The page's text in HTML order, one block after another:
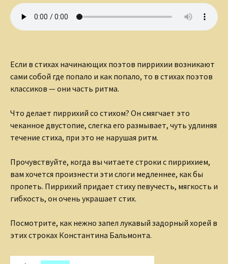
Если в стихах начинающих поэтов пиррихии возникают
сами собой где попало и как попало, то в стихах поэтов
классиков — они часть ритма.
Что делает пиррихий со стихом? Он смягчает это
чеканное двустопие, слегка его размывает, чуть удлиняя
течение стиха, при это не нарушая ритм.
Прочувствуйте, когда вы читаете строки с пиррихием,
вам хочется произнести эти слоги медленнее, как бы
пропеть. Пиррихий придает стиху певучесть, мягкость и
гибкость, он очень украшает стих.
Посмотрите, как нежно запел лукавый задорный хорей в
этих строках Константина Бальмонта.